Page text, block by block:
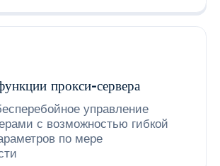
прокси-сервера
управление
с возможностью гибкой
по мере